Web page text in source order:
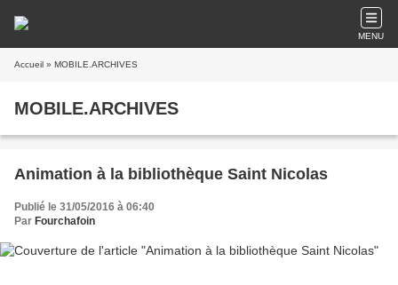
MENU
Accueil » MOBILE.ARCHIVES
MOBILE.ARCHIVES
Animation à la bibliothèque Saint Nicolas
Publié le 31/05/2016 à 06:40
Par Fourchafoin